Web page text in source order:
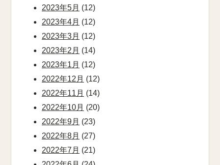
2023年5月 (12)
2023年4月 (12)
2023年3月 (12)
2023年2月 (14)
2023年1月 (12)
2022年12月 (12)
2022年11月 (14)
2022年10月 (20)
2022年9月 (23)
2022年8月 (27)
2022年7月 (21)